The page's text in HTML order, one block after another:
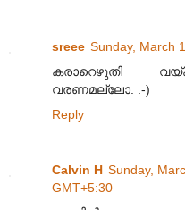
sreee Sunday, March
കരാറെഴുതി
വരണമല്ലോ. :-)
Reply
Calvin H Sunday,
GMT+5:30